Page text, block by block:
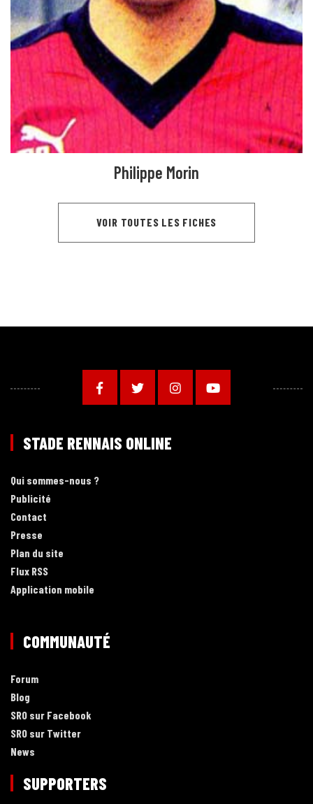
Philippe Morin
VOIR TOUTES LES FICHES
STADE RENNAIS ONLINE
Qui sommes-nous ?
Publicité
Contact
Presse
Plan du site
Flux RSS
Application mobile
COMMUNAUTÉ
Forum
Blog
SRO sur Facebook
SRO sur Twitter
News
SUPPORTERS